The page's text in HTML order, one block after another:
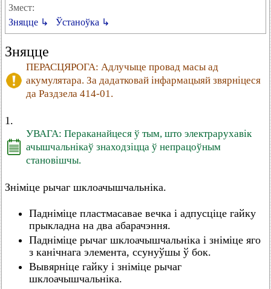
Змест:
Зняцце ↳
Ўстаноўка ↳
Зняцце
ПЕРАСЦЯРОГА: Адлучыце провад масы ад
акумулятара. За дадатковай інфармацыяй звярніцеся
да Раздзела 414-01.
1.
УВАГА: Пераканайцеся ў тым, што электрарухавік
ачышчальнікаў знаходзіцца ў непрацоўным
становішчы.
Зніміце рычаг шклоачышчальніка.
Падніміце пластмасавае вечка і адпусціце гайку
прыкладна на два абарачэння.
Падніміце рычаг шклоачышчальніка і зніміце яго
з канічнага элемента, ссунуўшы ў бок.
Вывярніце гайку і зніміце рычаг
шклоачышчальніка.